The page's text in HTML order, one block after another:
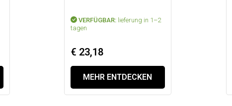
VERFÜGBAR: lieferung in 1–2
tagen
€ 23,18
MEHR ENTDECKEN